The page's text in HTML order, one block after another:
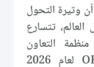
وتيرة التحول
تتسارع
التعاون
الاقتصادي والتنمية OECD لعام 2026